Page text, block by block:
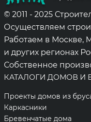
© 2011 - 2025
Осуществляем
Работаем в Москве,
и других регионах
Собственное
КАТАЛОГИ ДОМОВ И
Проекты домов из
Каркасники
Бревенчатые дома